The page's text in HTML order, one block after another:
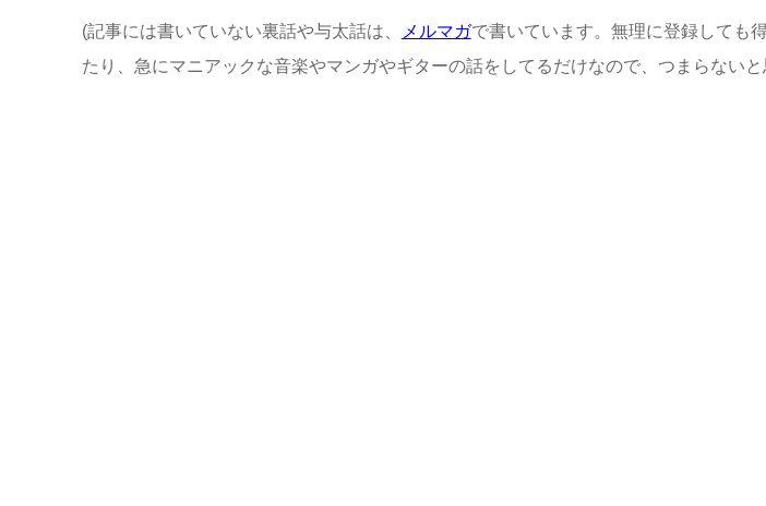
(記事には書いていない裏話や与太話は、 メルマガで書いています。無理に登録しても
たり、急にマニアックな音楽やマンガやギターの話をしてるだけなので、つまらない